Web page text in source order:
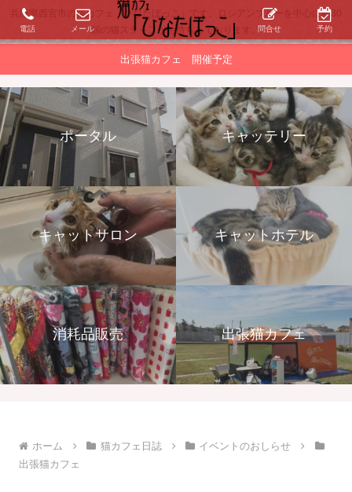
兵庫県西宮市の猫カフェ「ひなたぼっこ」です。ロシアンブルーを中心に約30
頭の猫スタッフがお待ちしております。
出張猫カフェ 開催予定
ポータル キャッテリー
キャットサロン キャットホテル
消耗品販売 出張猫カフェ
ホーム 猫カフェ日誌
イベントのおしらせ
出張猫カフェ
電話 メール 問合せ 予約